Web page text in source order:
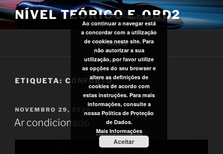
Saltar
para
o
NÍVEL TEÓRICO E-OBD2
Menu
ETIQUETA: CONFORTO
PUBLICADO
EM
NOVEMBRO 29, 2020
Ar condicionado
Ao continuar a navegar está
a concordar com a utilização
de cookies neste site. Para
não autorizar a sua
utilização, por favor utilize
as opções do seu browser e
altere as definições de
cookies de acordo com
estas instruções. Para mais
informações, consulte a
nossa Política de Proteção
de Dados.
Mais Informações
Aceitar